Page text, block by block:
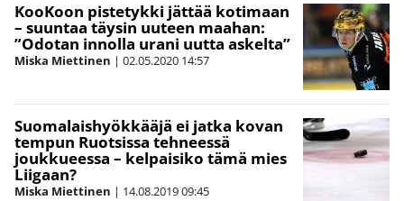
KooKoon pistetykki jättää kotimaan
– suuntaa täysin uuteen maahan:
”Odotan innolla urani uutta askelta”
Miska Miettinen | 02.05.2020 14:57
Suomalaishyökkääjä ei jatka kovan
tempun Ruotsissa tehneessä
joukkueessa – kelpaisiko tämä mies
Liigaan?
Miska Miettinen | 14.08.201909:45